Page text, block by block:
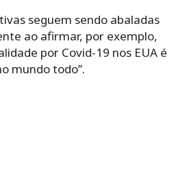
seguem sendo abaladas
ao afirmar, por exemplo,
por Covid-19 nos EUA é
mundo todo”.